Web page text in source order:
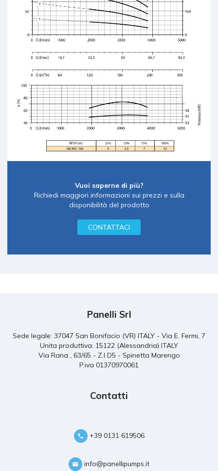
Vuoi saperne di più?
Richiedi maggiori informazioni sui prezzi e sulla
disponibilità del prodotto
CONTATTACI
Panelli Srl
Sede legale: 37047 San Bonifacio (VR) ITALY - Via E. Fermi, 7
Unita produttiva: 15122 (Alessandria) ITALY
Via Rana , 63/65 - Z.I D5 - Spinetta Marengo
P.iva 01370970061
Contatti
+39 0131 619506
info@panellipumps.it